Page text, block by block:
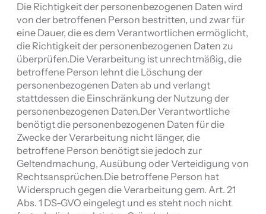
Die Richtigkeit der personenbezogenen Daten wird
von der betroffenen Person bestritten, und zwar für
eine Dauer, die es dem Verantwortlichen ermöglicht,
die Richtigkeit der personenbezogenen Daten zu
überprüfen.Die Verarbeitung ist unrechtmäßig, die
betroffene Person lehnt die Löschung der
personenbezogenen Daten ab und verlangt
stattdessen die Einschränkung der Nutzung der
personenbezogenen Daten.Der Verantwortliche
benötigt die personenbezogenen Daten für die
Zwecke der Verarbeitung nicht länger, die
betroffene Person benötigt sie jedoch zur
Geltendmachung, Ausübung oder Verteidigung von
Rechtsansprüchen.Die betroffene Person hat
Widerspruch gegen die Verarbeitung gem. Art. 21
Abs. 1 DS-GVO eingelegt und es steht noch nicht